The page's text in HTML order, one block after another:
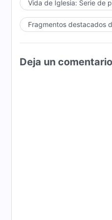
obra de Dios se realiza
coloca ninguna carga
estoy siendo duro
cada día es porque te
es también la mayor
imposible para ti
Vida de Iglesia: Serie de
Fragmentos destacados
Deja un comentario